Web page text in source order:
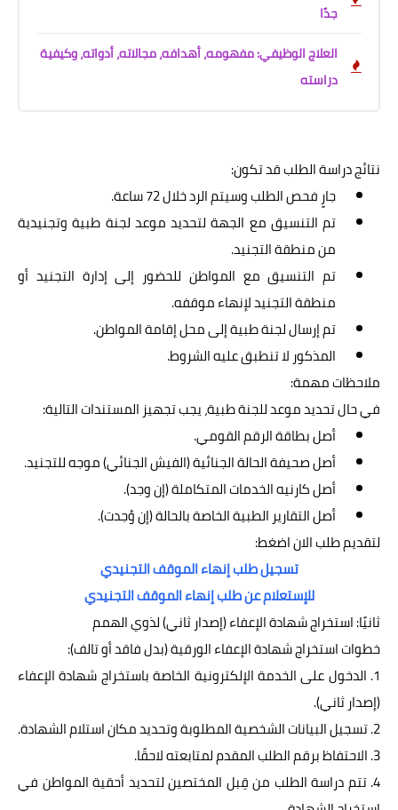
جدًا
العلاج الوظيفي: مفهومه، أهدافه، مجالاته، أدواته، وكيفية
دراسته
نتائج دراسة الطلب قد تكون:
جارٍ فحص الطلب وسيتم الرد خلال 72 ساعة.
تم التنسيق مع الجهة لتحديد موعد لجنة طبية وتجنيدية
من منطقة التجنيد.
تم التنسيق مع المواطن للحضور إلى إدارة التجنيد أو
منطقة التجنيد لإنهاء موقفه.
تم إرسال لجنة طبية إلى محل إقامة المواطن.
المذكور لا تنطبق عليه الشروط.
ملاحظات مهمة:
في حال تحديد موعد للجنة طبية، يجب تجهيز المستندات التالية:
أصل بطاقة الرقم القومي.
أصل صحيفة الحالة الجنائية (الفيش الجنائي) موجه للتجنيد.
أصل كارنيه الخدمات المتكاملة (إن وجد).
أصل التقارير الطبية الخاصة بالحالة (إن وُجدت).
لتقديم طلب الان اضغط:
تسجيل طلب إنهاء الموقف التجنيدي
للإستعلام عن طلب إنهاء الموقف التجنيدي
ثانيًا: استخراج شهادة الإعفاء (إصدار ثاني) لذوي الهمم
خطوات استخراج شهادة الإعفاء الورقية (بدل فاقد أو تالف):
1. الدخول على الخدمة الإلكترونية الخاصة باستخراج شهادة الإعفاء
(إصدار ثاني).
4. تتم دراسة الطلب من قِبل المختصين لتحديد أحقية المواطن في